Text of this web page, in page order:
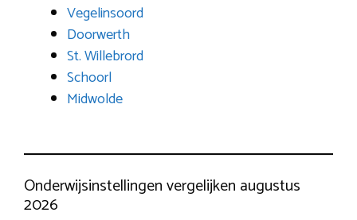
Vegelinsoord
Doorwerth
St. Willebrord
Schoorl
Midwolde
Onderwijsinstellingen vergelijken augustus
2026